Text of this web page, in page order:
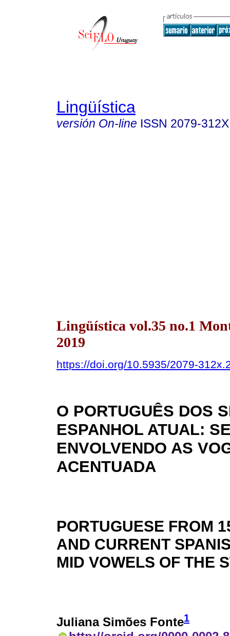
Lingüística
versión On-line ISSN 2079-312X
Lingüística vol.35 no.1
2019
https://doi.org/10.5935/2079-
O PORTUGUÊS DOS
ESPANHOL ATUAL:
ENVOLVENDO AS
ACENTUADA
PORTUGUESE FROM
AND CURRENT
MID VOWELS OF THE
Juliana Simões Fonte1